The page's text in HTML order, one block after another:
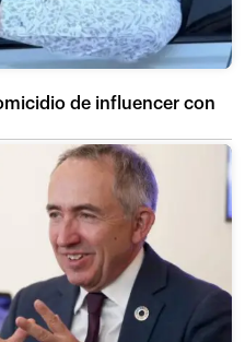
de influencer con